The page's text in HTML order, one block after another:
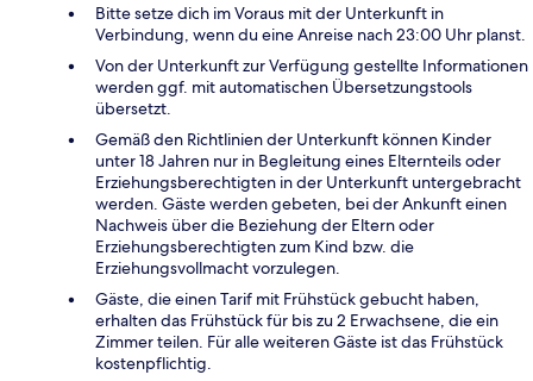
Bitte setze dich im Voraus mit der Unterkunft in
Verbindung, wenn du eine Anreise nach 23:00 Uhr planst.
Von der Unterkunft zur Verfügung gestellte Informationen
werden ggf. mit automatischen Übersetzungstools
übersetzt.
Gemäß den Richtlinien der Unterkunft können Kinder
unter 18 Jahren nur in Begleitung eines Elternteils oder
Erziehungsberechtigten in der Unterkunft untergebracht
werden. Gäste werden gebeten, bei der Ankunft einen
Nachweis über die Beziehung der Eltern oder
Erziehungsberechtigten zum Kind bzw. die
Erziehungsvollmacht vorzulegen.
Gäste, die einen Tarif mit Frühstück gebucht haben,
erhalten das Frühstück für bis zu 2 Erwachsene, die ein
Zimmer teilen. Für alle weiteren Gäste ist das Frühstück
kostenpflichtig.